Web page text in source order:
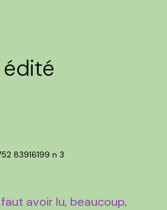
avoir lu, beaucoup,